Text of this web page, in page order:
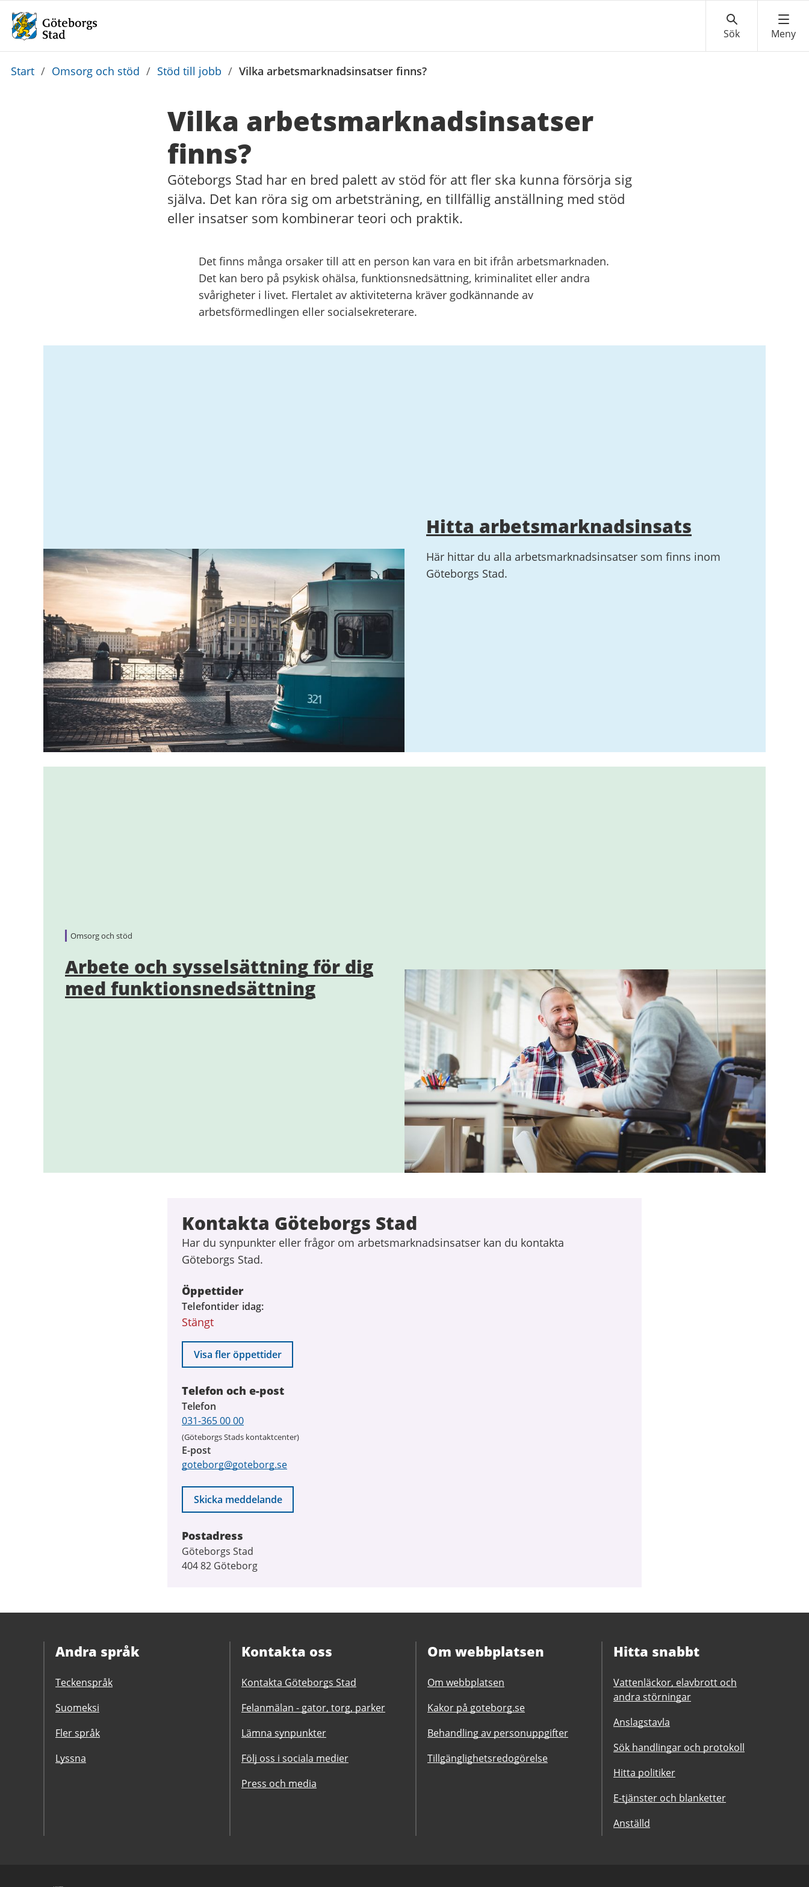
Du
Start / Omsorg och stöd / Stöd till jobb / Vilka arbetsmarknadsinsatser finns?
Vilka arbetsmarknads­insatser
finns?
Göteborgs Stad har en bred palett av stöd för att fler ska kunna försörja sig
själva. Det kan röra sig om arbetsträning, en tillfällig anställning med stöd
eller insatser som kombinerar teori och praktik.
Det finns många orsaker till att en person kan vara en bit ifrån arbetsmarknaden.
Det kan bero på psykisk ohälsa, funktionsnedsättning, kriminalitet eller andra
svårigheter i livet. Flertalet av aktiviteterna kräver godkännande av
arbetsförmedlingen eller socialsekreterare.
Hitta arbetsmarknadsinsats
Här hittar du alla arbetsmarknadsinsatser som finns inom
Göteborgs Stad.
Omsorg och stöd
Arbete och sysselsättning för dig
med funktionsnedsättning
Kontakta Göteborgs Stad
Har du synpunkter eller frågor om arbetsmarknadsinsatser kan du kontakta
Göteborgs Stad.
Öppettider
Telefontider idag
Stängt
Visa fler öppettider
Telefon och e-post
Telefon
031-365 00 00
(Göteborgs Stads kontaktcenter)
E-post
goteborg@goteborg.se
Skicka meddelande
Postadress
Göteborgs Stad
404 82 Göteborg
Andra språk
Teckenspråk
Suomeksi
Fler språk
Lyssna
Kontakta oss
Kontakta Göteborgs Stad
Felanmälan - gator, torg, parker
Lämna synpunkter
Följ oss i sociala medier
Press och media
Om webbplatsen
Om webbplatsen
Kakor på goteborg.se
Behandling av personuppgifter
Tillgänglighetsredogörelse
Hitta snabbt
Vattenläckor, elavbrott och
andra störningar
Anslagstavla
Sök handlingar och protokoll
Hitta politiker
E-tjänster och blanketter
Anställd